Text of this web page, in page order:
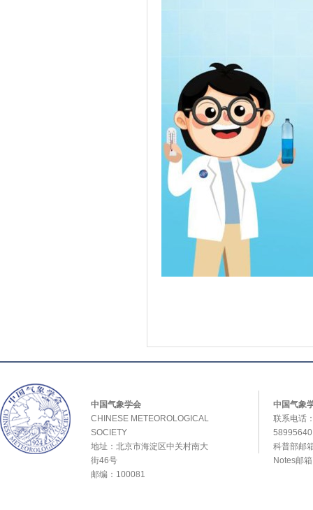
中国气象学会
CHINESE METEOROLOGICAL
SOCIETY
地址：北京市海淀区中关村南大
街46号
邮编：100081
中国气象
联系电话
科普部邮
Notes邮